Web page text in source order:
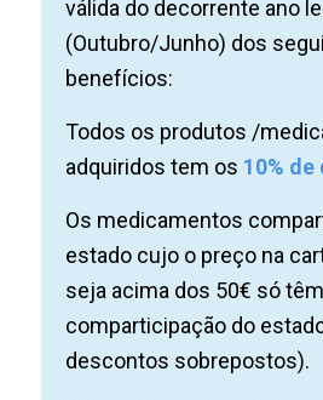
válida do decorrente ano
(Outubro/Junho) dos
benefícios:
Todos os produtos /
adquiridos tem os 10%
Os medicamentos
estado cujo o preço na
seja acima dos 50€ só
comparticipação do
descontos sobrepostos).